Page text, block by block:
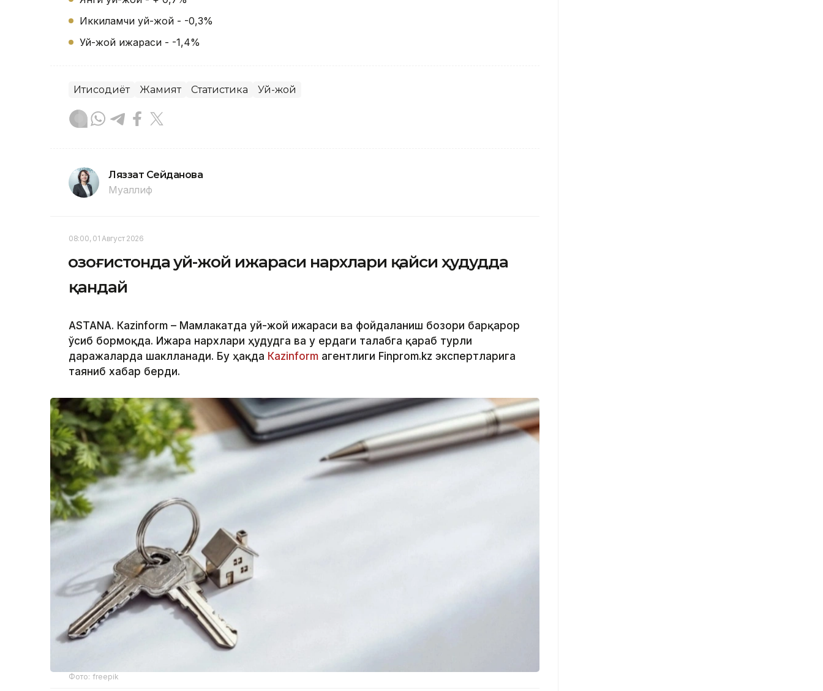
Иккиламчи уй-жой - -0,3%
Уй-жой ижараси - -1,4%
Иқтисодиёт Жамият Статистика Уй-жой
Ляззат Сейданова
Муаллиф
08:00, 01 Август 2026
Қозоғистонда уй-жой ижараси нархлари қайси ҳудудда
қандай
ASTANА. Кazinform – Мамлакатда уй-жой ижараси ва фойдаланиш бозори барқарор
ўсиб бормоқда. Ижара нархлари ҳудудга ва у ердаги талабга қараб турли
даражаларда шаклланади. Бу ҳақда Кazinform агентлиги Finprom.kz экспертларига
таяниб хабар берди.
Фото: freepik